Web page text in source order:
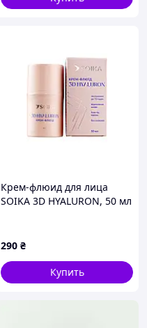
Крем-флюид для лица
SOIKA 3D HYALURON, 50 мл
290 ₴
Купить